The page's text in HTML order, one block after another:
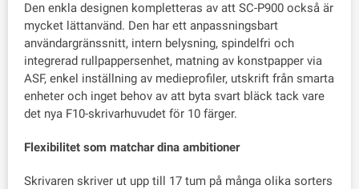
Den enkla designen kompletteras av att SC-P900 också är
mycket lättanvänd. Den har ett anpassningsbart
användargränssnitt, intern belysning, spindelfri och
integrerad rullpappersenhet, matning av konstpapper via
ASF, enkel inställning av medieprofiler, utskrift från smarta
enheter och inget behov av att byta svart bläck tack vare
det nya F10-skrivarhuvudet för 10 färger.
Flexibilitet som matchar dina ambitioner
Skrivaren skriver ut upp till 17 tum på många olika sorters